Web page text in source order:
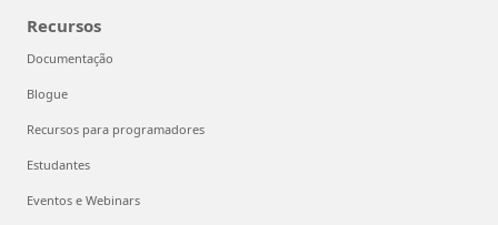
Recursos
Documentação
Blogue
Recursos para programadores
Estudantes
Eventos e Webinars